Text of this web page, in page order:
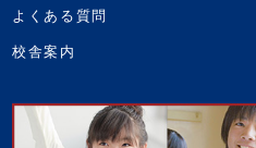
よくある質問
校舎案内